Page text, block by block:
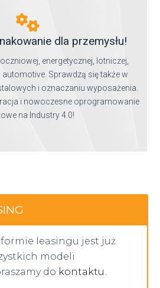
dla przemysłu!
energetycznej, lotniczej,
Sprawdzą się także w
i oznaczaniu wyposażenia.
i nowoczesne oprogramowanie
na Industry 4.0!
leasingu jest już
modeli
do kontaktu.